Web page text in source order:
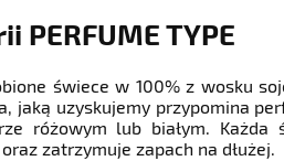
TYPE
świece w 100% z wosku
jaką uzyskujemy przypomina
różowym lub białym. Każda
zatrzymuje zapach na dłużej.